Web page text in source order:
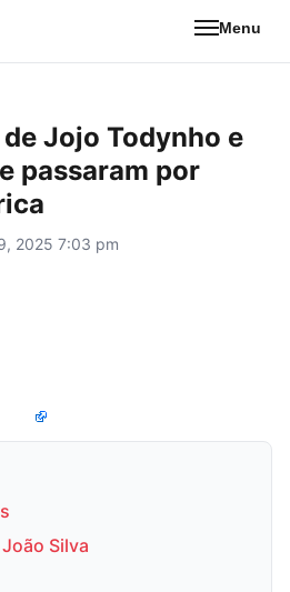
Menu
Jojo Todynho e
passaram por
2025 7:03 pm
Silva